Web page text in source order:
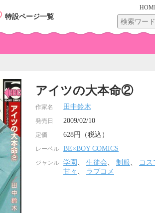
特設ページ一覧
アイツの大本命②
作家名 田中鈴木
発売日 2009/02/10
定価 628円（税込）
レーベル BE×BOY COMICS
ジャンル 学園 、 生徒会、 制服、 コス
甘々 、 ラブコメ